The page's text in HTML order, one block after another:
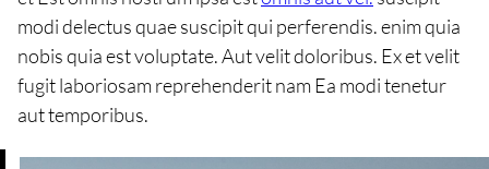
modi delectus quae suscipit qui perferendis. enim quia
nobis quia est voluptate. Aut velit doloribus. Ex et velit
fugit laboriosam reprehenderit nam Ea modi tenetur
aut temporibus.